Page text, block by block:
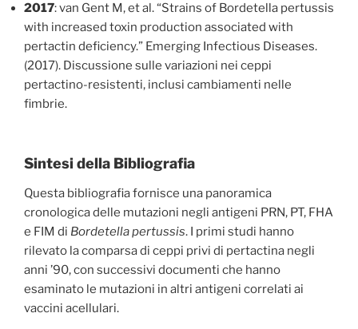
2017: van Gent M, et al. “Strains of Bordetella pertussis
with increased toxin production associated with
pertactin deficiency.” Emerging Infectious Diseases.
(2017). Discussione sulle variazioni nei ceppi
pertactino-resistenti, inclusi cambiamenti nelle
fimbrie.
Sintesi della Bibliografia
Questa bibliografia fornisce una panoramica
cronologica delle mutazioni negli antigeni PRN, PT, FHA
e FIM di Bordetella pertussis. I primi studi hanno
rilevato la comparsa di ceppi privi di pertactina negli
anni ’90, con successivi documenti che hanno
esaminato le mutazioni in altri antigeni correlati ai
vaccini acellulari.